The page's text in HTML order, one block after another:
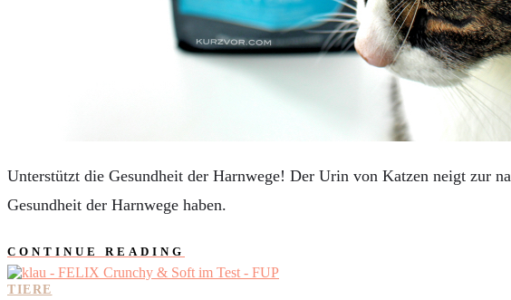
Unterstützt die Gesundheit der Harnwege! Der Urin von Katzen neigt zur
Gesundheit der Harnwege haben.
CONTINUE READING
TIERE